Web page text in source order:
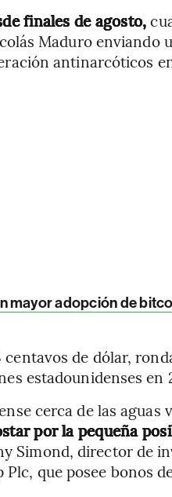
finales de agosto,
Maduro enviando
antinarcóticos
mayor adopción de
de dólar,
estadounidenses en
cerca de las aguas
por la pequeña
Simond, director de
que posee bonos